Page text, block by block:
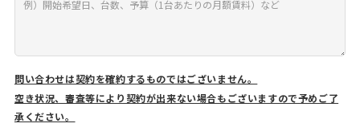
問い合わせは契約を確約するものではございません。
空き状況、審査等により契約が出来ない場合もございますので予めご了
承ください。